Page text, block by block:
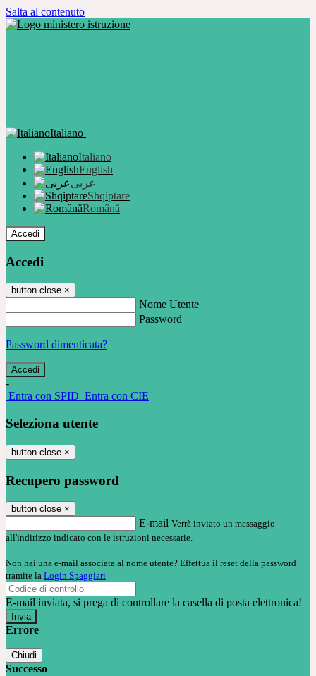
Salta al contenuto
Italiano
Italiano
English
عربى
Shqiptare
Română
Accedi
Accedi
button close ×
Nome Utente
Password
Password dimenticata?
-
Entra con SPID Entra con CIE
Seleziona utente
button close ×
Recupero password
button close ×
E-mail Verrà inviato un messaggio
all'indirizzo indicato con le istruzioni necessarie.
Non hai una e-mail associata al nome utente? Effettua il reset della password
tramite la Login Spaggiari
E-mail inviata, si prega di controllare la casella di posta elettronica!
Errore
Chiudi
Successo